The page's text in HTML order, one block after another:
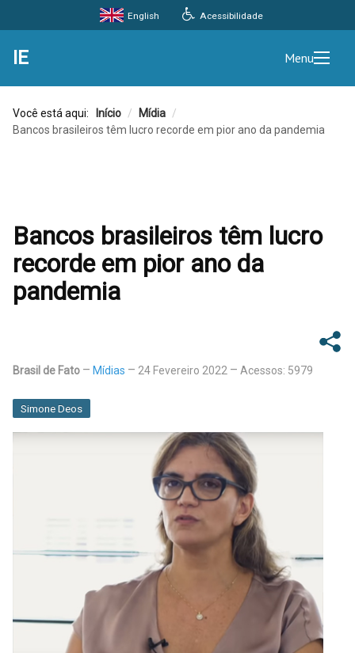
Acessibilidade
English
IE Menu
Você está aqui: Início / Mídia /
Bancos brasileiros têm lucro recorde em pior ano da pandemia
Bancos brasileiros têm lucro
recorde em pior ano da
pandemia
Brasil de Fato Mídias 24 Fevereiro 2022 Acessos: 5979
Simone Deos